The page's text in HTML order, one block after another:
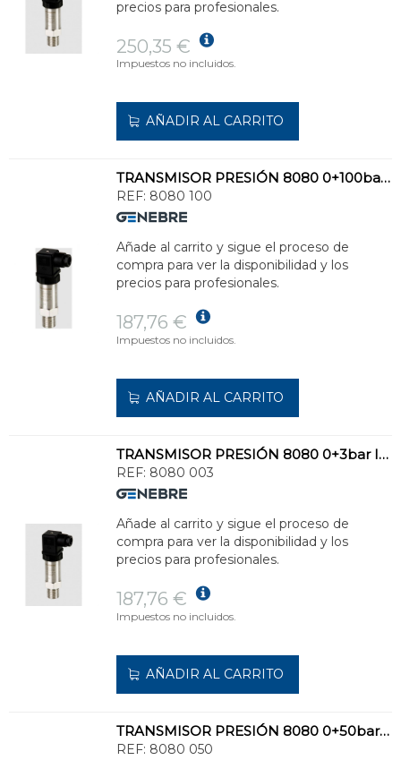
precios para profesionales.
250,35 €
Impuestos no incluidos.
AÑADIR AL CARRITO
TRANSMISOR PRESIÓN 8080 0+100bar INOXIDABLE
REF: 8080 100
Añade al carrito y sigue el proceso de
compra para ver la disponibilidad y los
precios para profesionales.
187,76 €
Impuestos no incluidos.
AÑADIR AL CARRITO
TRANSMISOR PRESIÓN 8080 0+3bar INOXIDABLE
REF: 8080 003
Añade al carrito y sigue el proceso de
compra para ver la disponibilidad y los
precios para profesionales.
187,76 €
Impuestos no incluidos.
AÑADIR AL CARRITO
TRANSMISOR PRESIÓN 8080 0+50bar INOXIDABLE
REF: 8080 050